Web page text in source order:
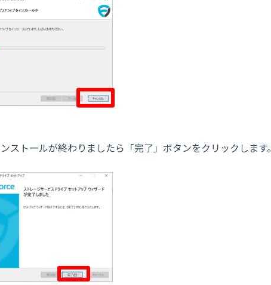
ストールが終わりましたら「完了」ボタンをクリックします